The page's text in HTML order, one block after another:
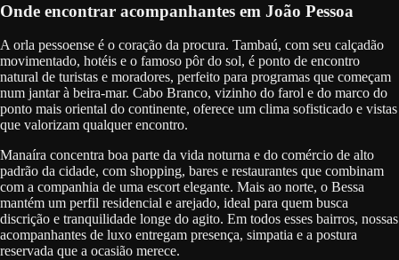
Onde encontrar acompanhantes em João Pessoa
A orla pessoense é o coração da procura. Tambaú, com seu calçadão
movimentado, hotéis e o famoso pôr do sol, é ponto de encontro
natural de turistas e moradores, perfeito para programas que começam
num jantar à beira-mar. Cabo Branco, vizinho do farol e do marco do
ponto mais oriental do continente, oferece um clima sofisticado e vistas
que valorizam qualquer encontro.
Manaíra concentra boa parte da vida noturna e do comércio de alto
padrão da cidade, com shopping, bares e restaurantes que combinam
com a companhia de uma escort elegante. Mais ao norte, o Bessa
mantém um perfil residencial e arejado, ideal para quem busca
discrição e tranquilidade longe do agito. Em todos esses bairros, nossas
acompanhantes de luxo entregam presença, simpatia e a postura
reservada que a ocasião merece.